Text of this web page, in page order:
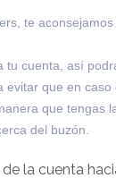
te
cuenta, así
que en
que
del buzón.
la cuenta